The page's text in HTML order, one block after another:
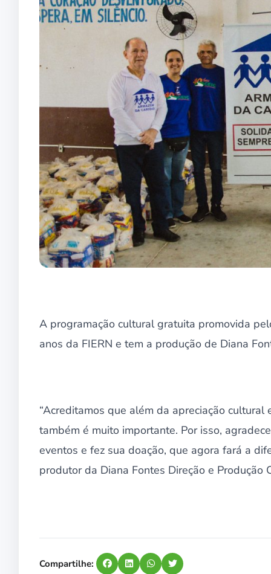
A programação cultural gratuita promovida
anos da FIERN e tem a produção de Diana
“Acreditamos que além da apreciação
também é muito importante. Por isso,
eventos e fez sua doação, que agora fará a
produtor da Diana Fontes Direção e Produção
Compartilhe: